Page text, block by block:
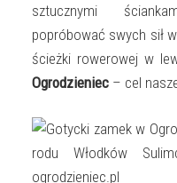
sztucznymi
popróbować swych sił
ścieżki rowerowej w
Ogrodzieniec – cel